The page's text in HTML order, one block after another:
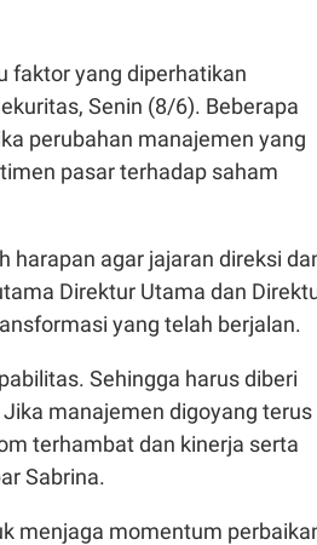
faktor yang diperhatikan
Senin (8/6). Beberapa
perubahan manajemen yang
pasar terhadap saham
harapan agar jajaran direksi
Direktur Utama dan
yang telah berjalan.
Sehingga harus diberi
manajemen digoyang terus
terhambat dan kinerja serta
Sabrina.
menjaga momentum